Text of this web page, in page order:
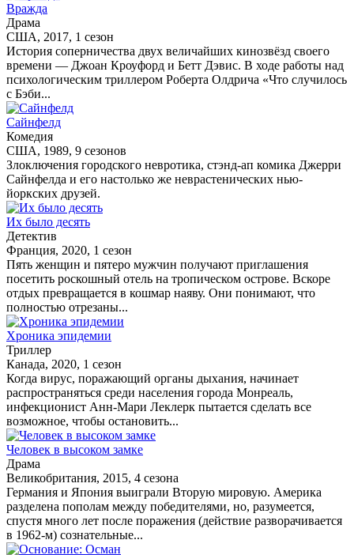
Вражда
Драма
США, 2017, 1 сезон
История соперничества двух величайших кинозвёзд своего
времени — Джоан Кроуфорд и Бетт Дэвис. В ходе работы над
психологическим триллером Роберта Олдрича «Что случилось
с Бэби...
Сайнфелд
Комедия
США, 1989, 9 сезонов
Злоключения городского невротика, стэнд-ап комика Джерри
Сайнфелда и его настолько же неврастенических нью-
йоркских друзей.
Их было десять
Детектив
Франция, 2020, 1 сезон
Пять женщин и пятеро мужчин получают приглашения
посетить роскошный отель на тропическом острове. Вскоре
отдых превращается в кошмар наяву. Они понимают, что
полностью отрезаны...
Хроника эпидемии
Триллер
Канада, 2020, 1 сезон
Когда вирус, поражающий органы дыхания, начинает
распространяться среди населения города Монреаль,
инфекционист Анн-Мари Леклерк пытается сделать все
возможное, чтобы остановить...
Человек в высоком замке
Драма
Великобритания, 2015, 4 сезона
Германия и Япония выиграли Вторую мировую. Америка
разделена пополам между победителями, но, разумеется,
спустя много лет после поражения (действие разворачивается
в 1962-м) сознательные...